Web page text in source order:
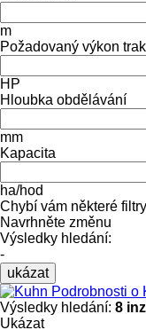
m
Požadovaný výkon
HP
Hloubka obdělávání
mm
Kapacita
ha/hod
Chybí vám některé
Navrhněte změnu
Výsledky hledání:
-
ukázat
Podrobnosti o
Výsledky hledání: 8
Ukázat